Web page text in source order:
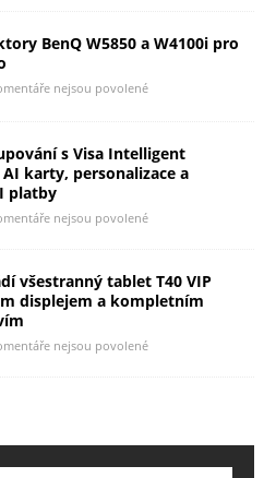
BenQ W5850 a W4100i pro
nejsou povolené
s Visa Intelligent
karty, personalizace a
platby
nejsou povolené
všestranný tablet T40 VIP
displejem a kompletním
nejsou povolené